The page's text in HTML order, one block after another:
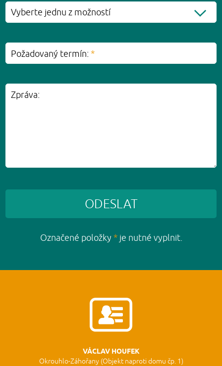
Vyberte jednu z možností
Požadovaný termín:*
Zpráva:
ODESLAT
Označené položky *je nutné vyplnit.
VÁCLAV HOUFEK
Okrouhlo-Záhořany (Objekt naproti domu čp. 1)